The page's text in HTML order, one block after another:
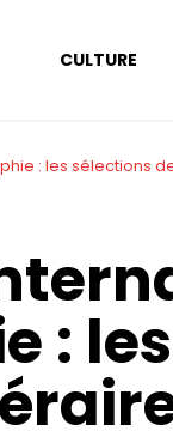
CULTURE
: les sélections
: